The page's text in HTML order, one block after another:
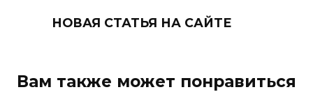
НОВАЯ СТАТЬЯ НА САЙТЕ
Вам также может понравиться